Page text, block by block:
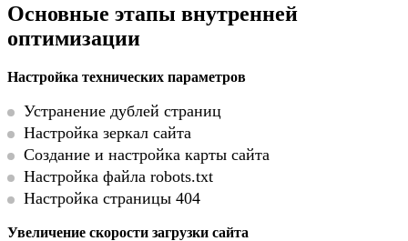
Основные этапы внутренней
оптимизации
Настройка технических параметров
Устранение дублей страниц
Настройка зеркал сайта
Создание и настройка карты сайта
Настройка файла robots.txt
Настройка страницы 404
Увеличение скорости загрузки сайта